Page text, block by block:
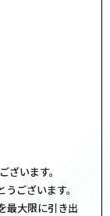
います。
ございます。
最大限に引き出